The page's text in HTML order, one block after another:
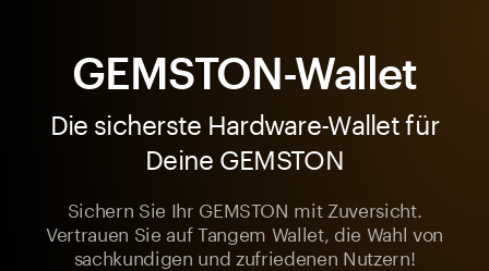
GEMSTON-Wallet
Die sicherste Hardware-Wallet für
Deine GEMSTON
Sichern Sie Ihr GEMSTON mit Zuversicht.
Vertrauen Sie auf Tangem Wallet, die Wahl von
sachkundigen und zufriedenen Nutzern!